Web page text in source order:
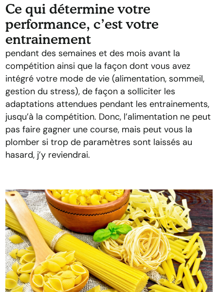
Ce qui détermine votre
performance, c’est votre
entrainement
pendant des semaines et des mois avant la
compétition ainsi que la façon dont vous avez
intégré votre mode de vie (alimentation, sommeil,
gestion du stress), de façon a solliciter les
adaptations attendues pendant les entrainements,
jusqu’à la compétition. Donc, l’alimentation ne peut
pas faire gagner une course, mais peut vous la
plomber si trop de paramètres sont laissés au
hasard, j’y reviendrai.